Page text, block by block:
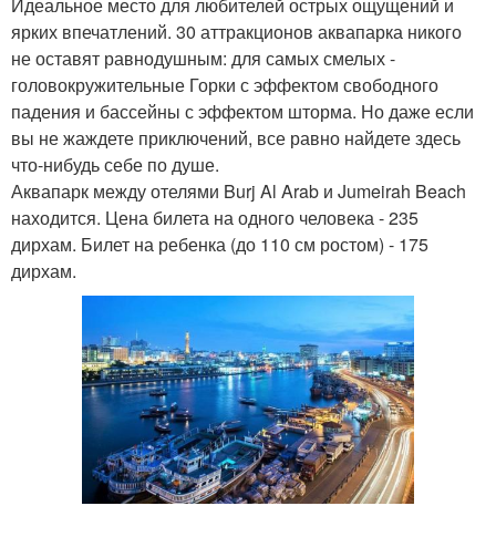
ярких впечатлений. 30 аттракционов аквапарка никого
не оставят равнодушным: для самых смелых -
головокружительные Горки с эффектом свободного
падения и бассейны с эффектом шторма. Но даже если
вы не жаждете приключений, все равно найдете здесь
что-нибудь себе по душе.
Аквапарк между отелями Burj Al Arab и Jumeirah Beach
находится. Цена билета на одного человека - 235
дирхам. Билет на ребенка (до 110 см ростом) - 175
дирхам.